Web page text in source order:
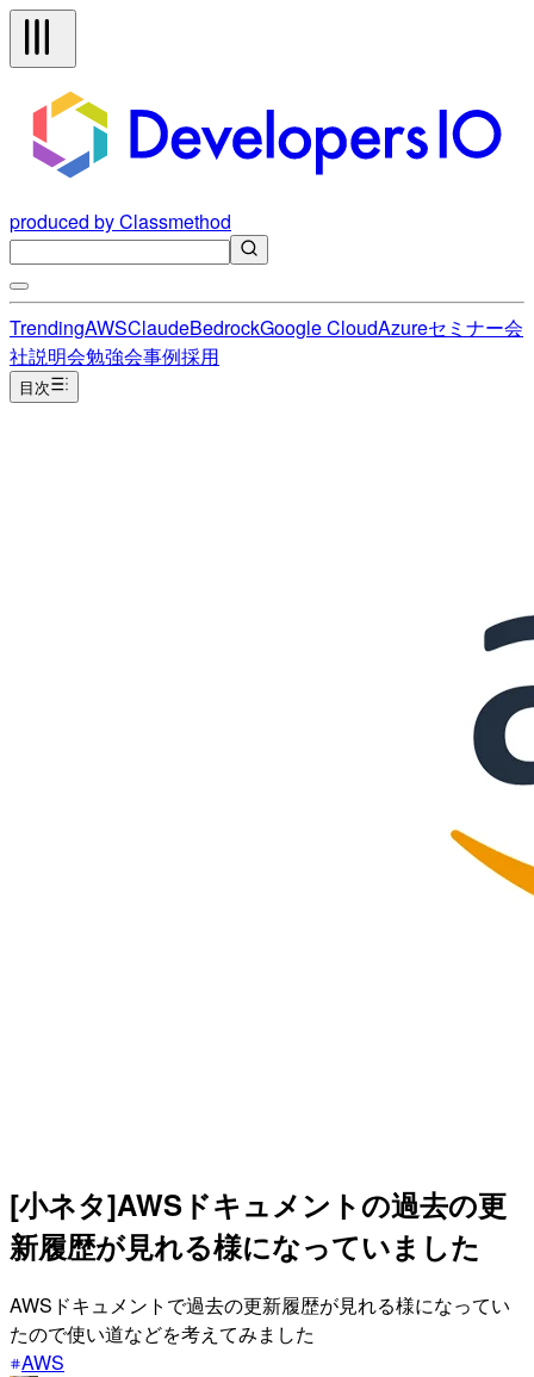
produced by Classmethod
TrendingAWSClaudeBedrockGoogle CloudAzureセミナー会
社説明会勉強会事例採用
目次
[小ネタ]AWSドキュメントの過去の更
新履歴が見れる様になっていました
AWSドキュメントで過去の更新履歴が見れる様になってい
たので使い道などを考えてみました
AWS